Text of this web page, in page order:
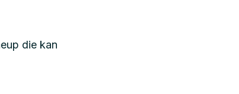
die kan